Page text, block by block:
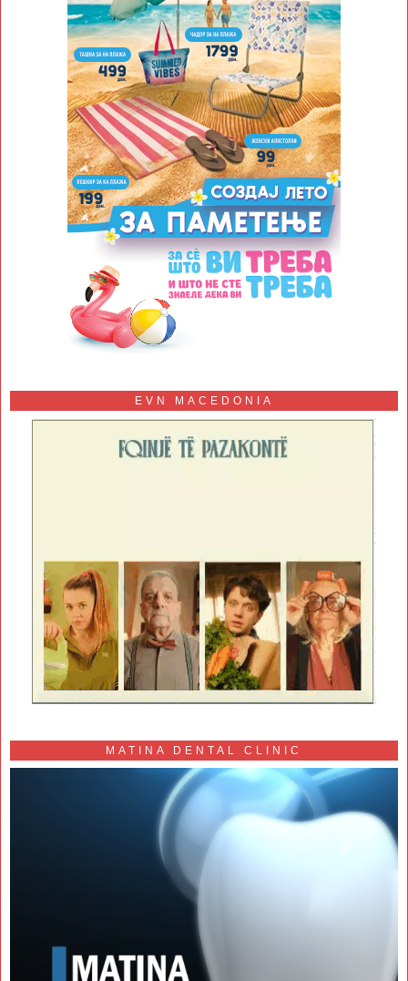
EVN MACEDONIA
MATINA DENTAL CLINIC